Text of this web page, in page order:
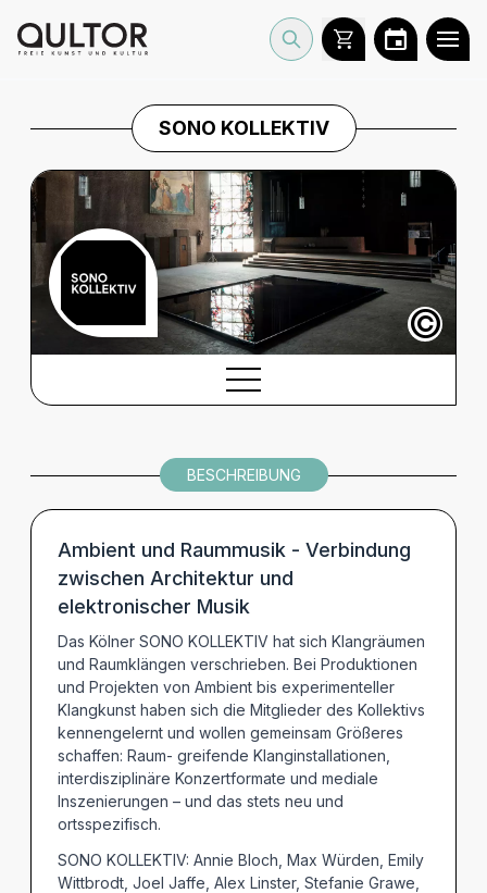
SONO KOLLEKTIV
©
INFORMATIONEN BESCHREIBUNG
Ambient und Raummusik - Verbindung
zwischen Architektur und
elektronischer Musik
Das Kölner SONO KOLLEKTIV hat sich Klangräumen
und Raumklängen verschrieben. Bei Produktionen
und Projekten von Ambient bis experimenteller
Klangkunst haben sich die Mitglieder des Kollektivs
kennengelernt und wollen gemeinsam Größeres
schaffen: Raum- greifende Klanginstallationen,
interdisziplinäre Konzertformate und mediale
Inszenierungen – und das stets neu und
ortsspezifisch.
SONO KOLLEKTIV: Annie Bloch, Max Würden, Emily
Wittbrodt, Joel Jaffe, Alex Linster, Stefanie Grawe,